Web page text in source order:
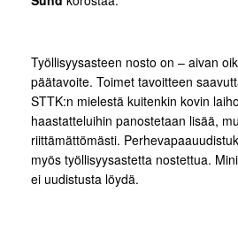
Työllisyysasteen nosto on – aivan
päätavoite. Toimet tavoitteen
STTK:n mielestä kuitenkin kovin
haastatteluihin panostetaan lisää,
riittämättömästi.
myös työllisyysastetta nostettua.
ei uudistusta löydä.